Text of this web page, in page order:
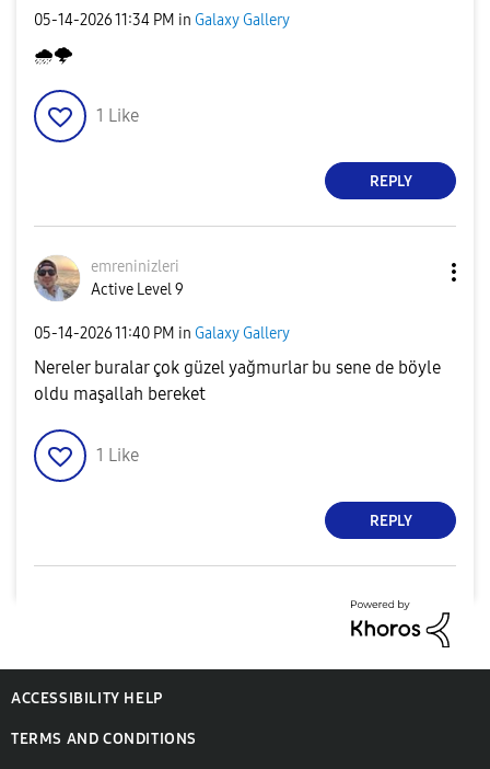
‎05-14-202611:34 PM in Galaxy Gallery
🌧🌩
1 Like
REPLY
emreninizleri
Active Level 9
‎05-14-202611:40 PM in Galaxy Gallery
Nereler buralar çok güzel yağmurlar bu sene de böyle
oldu maşallah bereket
1 Like
REPLY
ACCESSIBILITY HELP
TERMS AND CONDITIONS